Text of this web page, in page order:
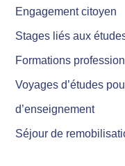
Engagement citoyen
Stages liés aux
Formations
Voyages d’études
d’enseignement
Séjour de